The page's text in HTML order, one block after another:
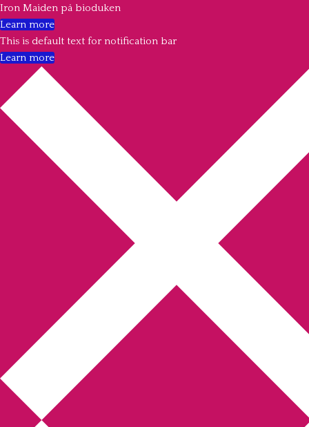
Iron Maiden på bioduken
Learn more
This is default text for notification bar
Learn more